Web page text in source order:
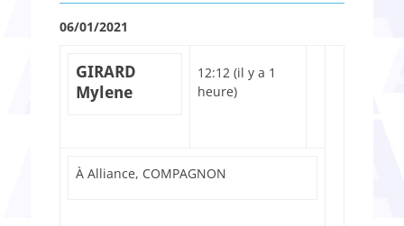
06/01/2021
GIRARD
Mylene
12:12 (il y a 1
heure)
À Alliance, COMPAGNON